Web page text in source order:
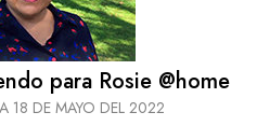
para Rosie @home
18 DE MAYO DEL 2022